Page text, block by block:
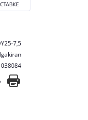
7,5
038084